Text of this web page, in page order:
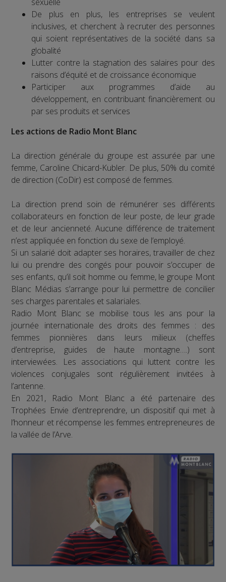
De plus en plus, les entreprises se veulent
inclusives, et cherchent à recruter des personnes
qui soient représentatives de la société dans sa
globalité
Lutter contre la stagnation des salaires pour des
raisons d’équité et de croissance économique
Participer aux programmes d’aide au
développement, en contribuant financièrement ou
par ses produits et services
Les actions de Radio Mont Blanc
La direction générale du groupe est assurée par une
femme, Caroline Chicard-Kubler. De plus, 50% du comité
de direction (CoDir) est composé de femmes.
La direction prend soin de rémunérer ses différents
collaborateurs en fonction de leur poste, de leur grade
et de leur ancienneté. Aucune différence de traitement
n’est appliquée en fonction du sexe de l’employé.
Si un salarié doit adapter ses horaires, travailler de chez
lui ou prendre des congés pour pouvoir s’occuper de
ses enfants, qu’il soit homme ou femme, le groupe Mont
Blanc Médias s’arrange pour lui permettre de concilier
ses charges parentales et salariales.
Radio Mont Blanc se mobilise tous les ans pour la
journée internationale des droits des femmes : des
femmes pionnières dans leurs milieux (cheffes
d’entreprise, guides de haute montagne….) sont
interviewées. Les associations qui luttent contre les
violences conjugales sont régulièrement invitées à
l’antenne.
En 2021, Radio Mont Blanc a été partenaire des
Trophées Envie d’entreprendre, un dispositif qui met à
l’honneur et récompense les femmes entrepreneures de
la vallée de l’Arve.